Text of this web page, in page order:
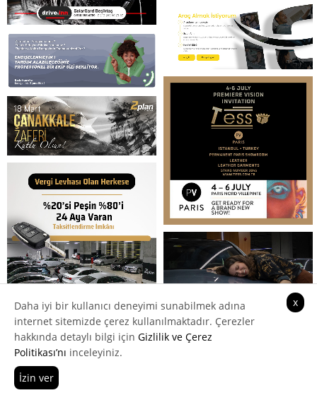
Hemen Ara
Daha iyi bir kullanıcı deneyimi sunabilmek adına
internet sitemizde çerez kullanılmaktadır. Çerezler
hakkında detaylı bilgi için Gizlilik ve Çerez
Politikası’nı inceleyiniz.
İzin ver
x